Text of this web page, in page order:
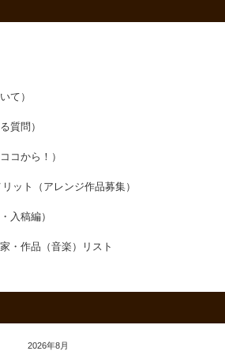
て）
質問）
コから！）
ット（アレンジ作品募集）
入稿編）
・作品（音楽）リスト
2026年8月